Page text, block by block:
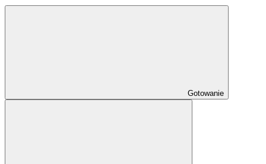
Gotowanie